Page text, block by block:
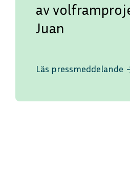
av
Juan
Läs pressmeddelande